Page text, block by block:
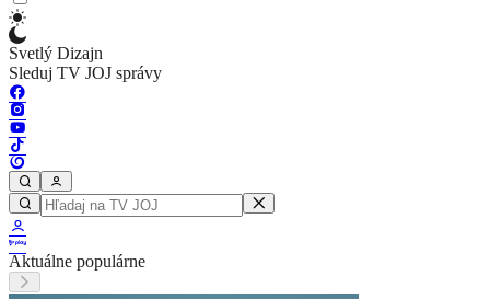
Svetlý Dizajn
Sleduj TV JOJ správy
Aktuálne populárne